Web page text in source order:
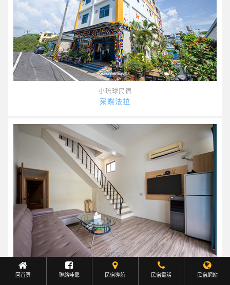
小琉球民宿
采蝶法拉
新進民宿
沐嶼包棟民宿
回首頁 聯絡哇靠 民宿導航 民宿電話 民宿網站
Facebook聯繫